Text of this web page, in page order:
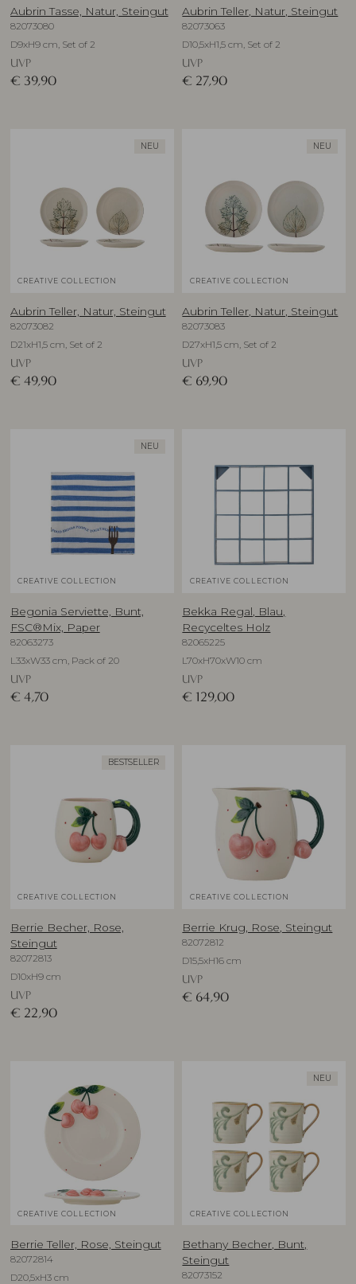
Aubrin Tasse, Natur, Steingut
82073080
D9xH9 cm, Set of 2
UVP
€ 39,90
Aubrin Teller, Natur, Steingut
82073063
D10,5xH1,5 cm, Set of 2
UVP
€ 27,90
NEU
CREATIVE COLLECTION
Aubrin Teller, Natur, Steingut
82073082
D21xH1,5 cm, Set of 2
UVP
€ 49,90
NEU
CREATIVE COLLECTION
Aubrin Teller, Natur, Steingut
82073083
D27xH1,5 cm, Set of 2
UVP
€ 69,90
NEU
CREATIVE COLLECTION
Begonia Serviette, Bunt,
FSC®Mix, Paper
82063273
L33xW33 cm, Pack of 20
UVP
€ 4,70
CREATIVE COLLECTION
Bekka Regal, Blau,
Recyceltes Holz
82065225
L70xH70xW10 cm
UVP
€ 129,00
BESTSELLER
CREATIVE COLLECTION
Berrie Becher, Rose,
Steingut
82072813
D10xH9 cm
UVP
€ 22,90
CREATIVE COLLECTION
Berrie Krug, Rose, Steingut
82072812
D15,5xH16 cm
UVP
€ 64,90
CREATIVE COLLECTION
Berrie Teller, Rose, Steingut
82072814
D20,5xH3 cm
NEU
CREATIVE COLLECTION
Bethany Becher, Bunt,
Steingut
82073152